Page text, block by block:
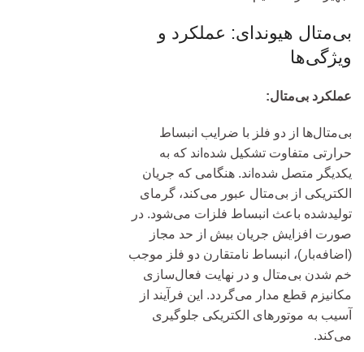
بی‌متال هیوندای: عملکرد و
ویژگی‌ها
عملکرد بی‌متال:
بی‌متال‌ها از دو فلز با ضرایب انبساط
حرارتی متفاوت تشکیل شده‌اند که به
یکدیگر متصل شده‌اند. هنگامی که جریان
الکتریکی از بی‌متال عبور می‌کند، گرمای
تولیدشده باعث انبساط فلزات می‌شود. در
صورت افزایش جریان بیش از حد مجاز
(اضافه‌بار)، انبساط نامتقارن دو فلز موجب
خم شدن بی‌متال و در نهایت فعال‌سازی
مکانیزم قطع مدار می‌گردد. این فرآیند از
آسیب به موتورهای الکتریکی جلوگیری
می‌کند.